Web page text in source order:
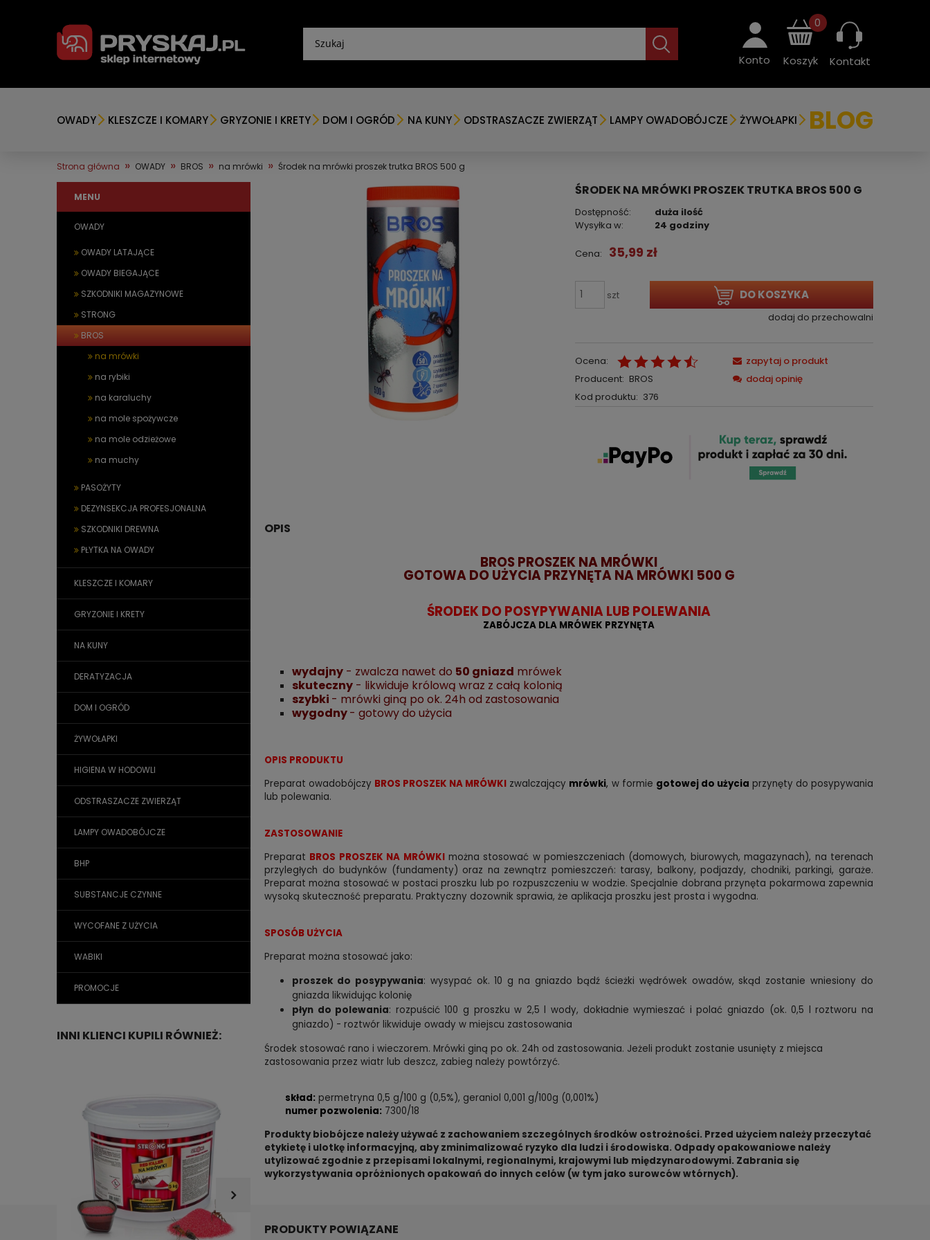
Konto Koszyk
0
Kontakt
OWADY KLESZCZE I KOMARY GRYZONIE I KRETY DOM I OGRÓD NA KUNY ODSTRASZACZE ZWIERZĄT LAMPY OWADOBÓJCZE ŻYWOŁAPKI BLOG
Strona główna » OWADY » BROS » na mrówki » Środek na mrówki proszek trutka BROS 500 g
MENU
OWADY
OWADY LATAJĄCE
OWADY BIEGAJĄCE
SZKODNIKI MAGAZYNOWE
STRONG
BROS
na mrówki
na rybiki
na karaluchy
na mole spożywcze
na mole odzieżowe
na muchy
PASOŻYTY
DEZYNSEKCJA PROFESJONALNA
SZKODNIKI DREWNA
PŁYTKA NA OWADY
KLESZCZE I KOMARY
GRYZONIE I KRETY
NA KUNY
DERATYZACJA
DOM I OGRÓD
ŻYWOŁAPKI
HIGIENA W HODOWLI
ODSTRASZACZE ZWIERZĄT
LAMPY OWADOBÓJCZE
BHP
SUBSTANCJE CZYNNE
WYCOFANE Z UŻYCIA
WABIKI
PROMOCJE
INNI KLIENCI KUPILI RÓWNIEŻ:
ŚRODEK NA MRÓWKI PROSZEK TRUTKA BROS 500 G
Dostępność:
duża ilość
Wysyłka w:
24 godziny
Cena: 35,99 zł
szt DO KOSZYKA
dodaj do przechowalni
Ocena:
Producent: BROS
Kod produktu: 376
zapytaj o produkt
dodaj opinię
OPIS
BROS PROSZEK NA MRÓWKI
GOTOWA DO UŻYCIA PRZYNĘTA NA MRÓWKI 500 G
ŚRODEK DO POSYPYWANIA LUB POLEWANIA
ZABÓJCZA DLA MRÓWEK PRZYNĘTA
wydajny - zwalcza nawet do 50 gniazd mrówek
skuteczny - likwiduje królową wraz z całą kolonią
szybki - mrówki giną po ok. 24h od zastosowania
wygodny- gotowy do użycia
OPIS PRODUKTU
Preparat owadobójczy BROS PROSZEK NA MRÓWKI zwalczający mrówki, w formie gotowej do użycia przynęty do posypywania
lub polewania.
ZASTOSOWANIE
Preparat BROS PROSZEK NA MRÓWKImożna stosować w pomieszczeniach (domowych, biurowych, magazynach), na terenach
przyległych do budynków (fundamenty) oraz na zewnątrz pomieszczeń: tarasy, balkony, podjazdy, chodniki, parkingi, garaże.
Preparat można stosować w postaci proszku lub po rozpuszczeniu w wodzie. Specjalnie dobrana przynęta pokarmowa zapewnia
wysoką skuteczność preparatu. Praktyczny dozownik sprawia, że aplikacja proszku jest prosta i wygodna.
SPOSÓB UŻYCIA
Preparat można stosować jako:
proszek do posypywania: wysypać ok. 10 g na gniazdo bądź ścieżki wędrówek owadów, skąd zostanie wniesiony do
gniazda likwidując kolonię
płyn do polewania: rozpuścić 100 g proszku w 2,5 l wody, dokładnie wymieszać i polać gniazdo (ok. 0,5 l roztworu na
gniazdo) - roztwór likwiduje owady w miejscu zastosowania
Środek stosować rano i wieczorem. Mrówki giną po ok. 24h od zastosowania. Jeżeli produkt zostanie usunięty z miejsca
zastosowania przez wiatr lub deszcz, zabieg należy powtórzyć.
skład: permetryna 0,5 g/100 g (0,5%), geraniol 0,001 g/100g (0,001%)
numer pozwolenia: 7300/18
Produkty biobójcze należy używać z zachowaniem szczególnych środków ostrożności. Przed użyciem należy przeczytać
etykietę i ulotkę informacyjną, aby zminimalizować ryzyko dla ludzi i środowiska. Odpady opakowaniowe należy
utylizować zgodnie z przepisami lokalnymi, regionalnymi, krajowymi lub międzynarodowymi. Zabrania się
wykorzystywania opróżnionych opakowań do innych celów (w tym jako surowców wtórnych).
PRODUKTY POWIĄZANE